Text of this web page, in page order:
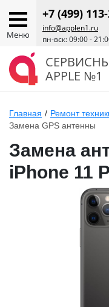
Меню
+7 (499)
info@applen1.ru
пн-вск: 09:00 -
APPLE №1
Главная / Ремонт
Замена GPS антенны
Замена
iPhone 11